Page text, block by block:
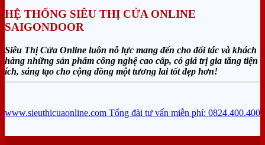
HỆ THỐNG SIÊU THỊ CỬA ONLINE
SAIGONDOOR
Siêu Thị Cửa Online luôn nỗ lực mang đến cho đối tác và khách
hàng những sản phẩm công nghệ cao cấp, có giá trị gia tăng tiện
ích, sáng tạo cho cộng đồng một tương lai tốt đẹp hơn!
www.sieuthicuaonline.com Tổng đài tư vấn miễn phí: 0824.400.400